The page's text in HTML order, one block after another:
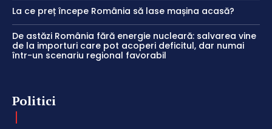
La ce preț începe România să lase mașina acasă?
De astăzi România fără energie nucleară: salvarea vine
de la importuri care pot acoperi deficitul, dar numai
într-un scenariu regional favorabil
Politici